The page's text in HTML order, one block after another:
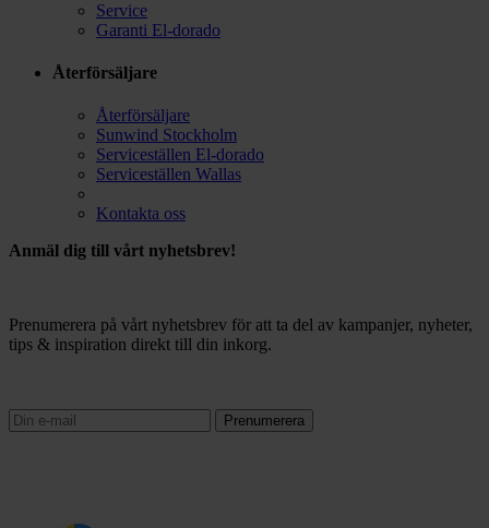
Service
Garanti El-dorado
Återförsäljare
Återförsäljare
Sunwind Stockholm
Serviceställen El-dorado
Serviceställen Wallas
Kontakta oss
Anmäl dig till vårt nyhetsbrev!
Prenumerera på vårt nyhetsbrev för att ta del av kampanjer, nyheter,
tips & inspiration direkt till din inkorg.
Prenumerera